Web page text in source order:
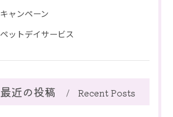
キャンペーン
ペットデイサービス
最近の投稿 Recent Posts